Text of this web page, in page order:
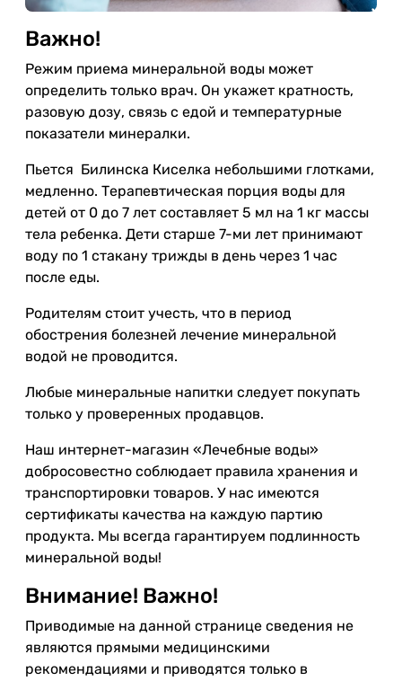
Важно!
Режим приема минеральной воды может
определить только врач. Он укажет кратность,
разовую дозу, связь с едой и температурные
показатели минералки.
Пьется Билинска Киселка небольшими глотками,
медленно. Терапевтическая порция воды для
детей от 0 до 7 лет составляет 5 мл на 1 кг массы
тела ребенка. Дети старше 7-ми лет принимают
воду по 1 стакану трижды в день через 1 час
после еды.
Родителям стоит учесть, что в период
обострения болезней лечение минеральной
водой не проводится.
Любые минеральные напитки следует покупать
только у проверенных продавцов.
Наш интернет-магазин «Лечебные воды»
добросовестно соблюдает правила хранения и
транспортировки товаров. У нас имеются
сертификаты качества на каждую партию
продукта. Мы всегда гарантируем подлинность
минеральной воды!
Внимание! Важно!
Приводимые на данной странице сведения не
являются прямыми медицинскими
рекомендациями и приводятся только в